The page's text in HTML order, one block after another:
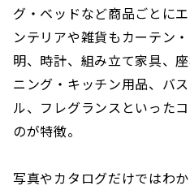
グ・ベッドなど商品ごとに
ンテリアや雑貨もカーテン
明、時計、組み立て家具、
ニング・キッチン用品、バ
ル、フレグランスといった
のが特徴。
写真やカタログだけではわ